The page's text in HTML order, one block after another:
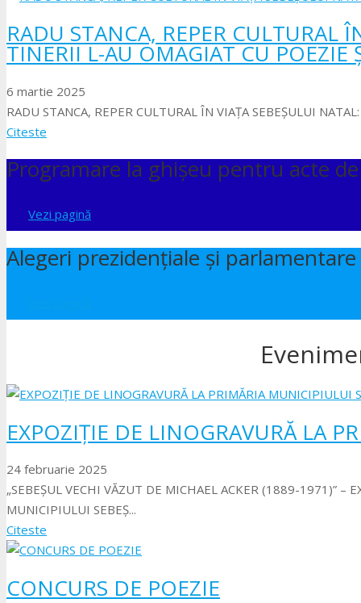
RADU STANCA, REPER CULTURAL
TINERII L-AU OMAGIAT CU POEZIE
6 martie 2025
RADU STANCA, REPER CULTURAL ÎN VIAȚA SEBEȘULUI
Citeste
Programare la ghișeu pentru acte
Vezi pagină
Alegeri prezidențiale și
EXPOZIȚIE DE LINOGRAVURĂ LA
24 februarie 2025
„SEBEȘUL VECHI VĂZUT DE MICHAEL ACKER (1889-1971)” –
MUNICIPIULUI SEBEȘ...
Citeste
CONCURS DE POEZIE